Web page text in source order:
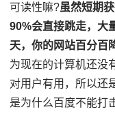
可读性嘛?虽然短期
90%会直接跳走，大
天，你的网站百分百
为现在的计算机还没
对用户有用，所以还
是为什么百度不能打